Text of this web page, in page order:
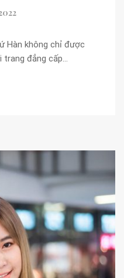
Hàn không chỉ được
trang đẳng cấp…